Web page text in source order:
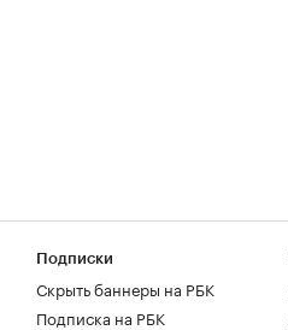
Подписки
Скрыть баннеры на РБК
Подписка на РБК